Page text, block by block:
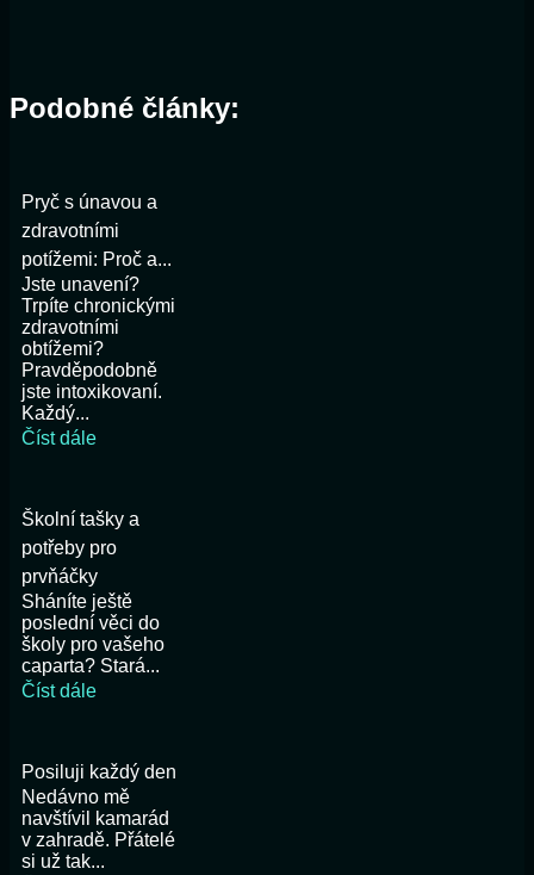
Podobné články:
Pryč s únavou a
zdravotními
potížemi: Proč a...
Jste unavení?
Trpíte chronickými
zdravotními
obtížemi?
Pravděpodobně
jste intoxikovaní.
Každý...
Číst dále
Školní tašky a
potřeby pro
prvňáčky
Sháníte ještě
poslední věci do
školy pro vašeho
caparta? Stará...
Číst dále
Posiluji každý den
Nedávno mě
navštívil kamarád
v zahradě. Přátelé
si už tak...